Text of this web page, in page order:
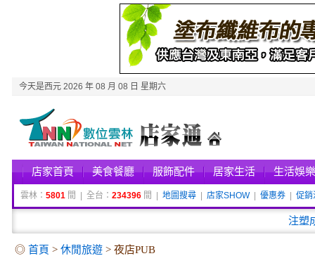
今天是西元 2026 年 08 月 08 日 星期六
店家首頁 美食餐廳 服飾配件 居家生活 生活娛樂
雲林： 5801 間 | 全台： 234396 間 | 地圖搜尋 店家SHOW| 優惠券 促銷
注塑
◎ 首頁 > 休閒旅遊 > 夜店PUB